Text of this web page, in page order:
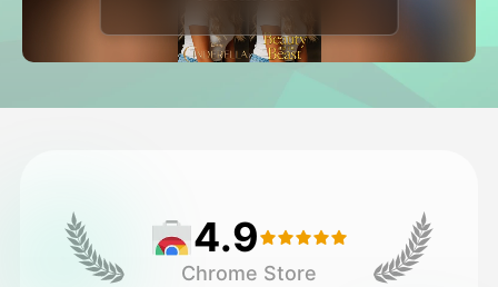
Avatar-video
▼
Muut työkalut 4.9
Chrome Store